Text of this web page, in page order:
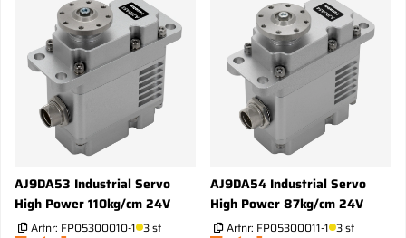
AJ9DA53 Industrial Servo
High Power 110kg/cm 24V
Artnr: FP05300010-1 3 st
AJ9DA54 Industrial Servo
High Power 87kg/cm 24V
Artnr: FP05300011-1 3 st